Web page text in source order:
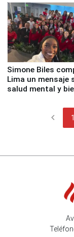
Simone Biles
Lima un mensaje
salud mental y
chevron_left 1